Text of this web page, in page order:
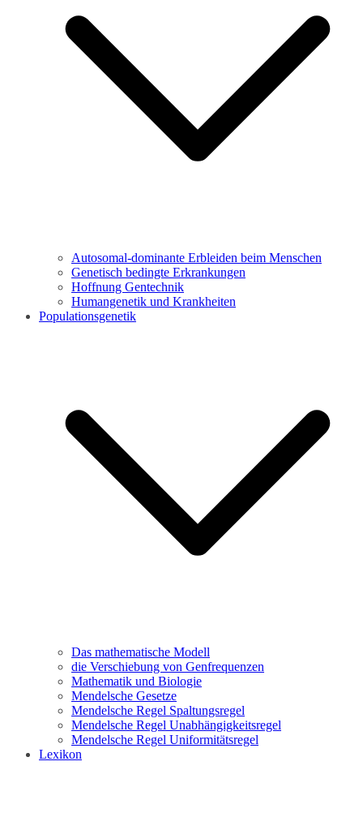
Autosomal-dominante Erbleiden beim Menschen
Genetisch bedingte Erkrankungen
Hoffnung Gentechnik
Humangenetik und Krankheiten
Populationsgenetik
Das mathematische Modell
die Verschiebung von Genfrequenzen
Mathematik und Biologie
Mendelsche Gesetze
Mendelsche Regel Spaltungsregel
Mendelsche Regel Unabhängigkeitsregel
Mendelsche Regel Uniformitätsregel
Lexikon